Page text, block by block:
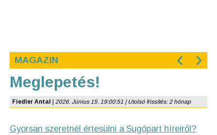
MAGAZIN ‹ ›
Meglepetés!
Fiedler Antal 2026. Június 15. 19:00:51 | Utolsó frissítés: 2 hónap
Gyorsan szeretnél értesülni a Sugópart híreiről?